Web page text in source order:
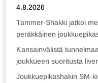
4.8.2026
Tammer-Shakki jatkoi
peräkkäinen
Kansainvälistä
joukkueen suoritusta
Joukkuepikashakin SM-